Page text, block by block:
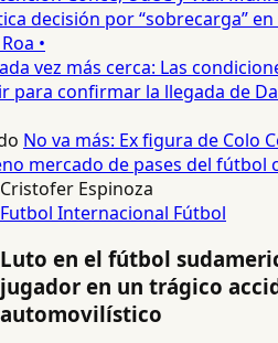
decisión por “sobrecarga” en
•
vez más cerca: Las
para confirmar la llegada de
No va más: Ex figura de Colo
mercado de pases del fútbol
Cristofer Espinoza
Futbol Internacional Fútbol
Luto en el fútbol
jugador en un trágico
automovilístico